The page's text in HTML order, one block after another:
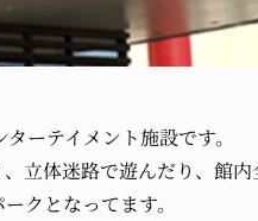
ーテイメント施設です。
立体迷路で遊んだり、館
クとなってます。